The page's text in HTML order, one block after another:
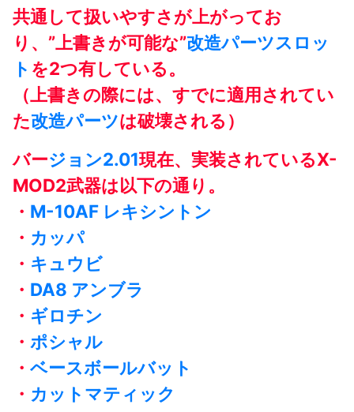
共通して扱いやすさが上がってお
り、”上書きが可能な”改造パーツスロッ
ト を2つ有している。
（上書きの際には、すでに適用されてい
た改造パーツは破壊される）
バージョン2.01現在、実装されているX-
MOD2武器は以下の通り。
・ M-10AF レキシントン
・ カッパ
・ キュウビ
・ DA8 アンブラ
・ ギロチン
・ ポシャル
・ ベースボールバット
・ カットマティック